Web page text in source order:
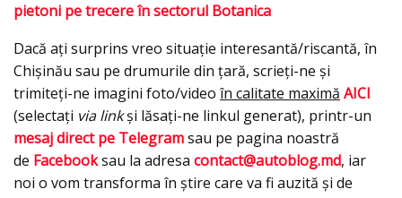
pietoni pe trecere în sectorul Botanica
Dacă ați surprins vreo situație interesantă/riscantă, în
Chișinău sau pe drumurile din țară, scrieți-ne și
trimiteți-ne imagini foto/video în calitate maximă AICI
(selectați via linkși lăsați-ne linkul generat), printr-un
mesaj direct pe Telegramsau pe pagina noastră
de Facebooksau la adresa contact@autoblog.md, iar
noi o vom transforma în știre care va fi auzită și de